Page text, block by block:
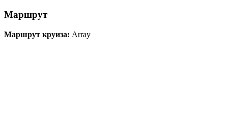
Маршрут
Маршрут круиза: Array